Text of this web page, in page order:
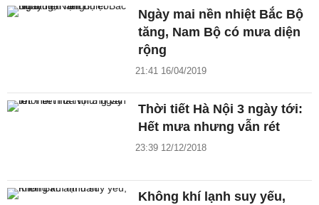
Ngày mai nền nhiệt Bắc Bộ
tăng, Nam Bộ có mưa diện
rộng
21:41 16/04/2019
Thời tiết Hà Nội 3 ngày tới:
Hết mưa nhưng vẫn rét
23:39 12/12/2018
Không khí lạnh suy yếu,